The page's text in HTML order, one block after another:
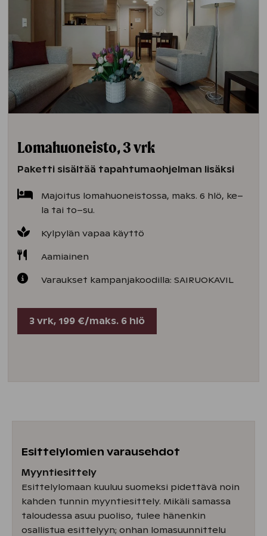
Lomahuoneisto, 3 vrk
Paketti sisältää tapahtumaohjelman lisäksi
Majoitus lomahuoneistossa, maks. 6 hlö, ke–
la tai to–su.
Kylpylän vapaa käyttö
Aamiainen
Varaukset kampanjakoodilla: SAIRUOKAVIL
3 vrk, 199 €/maks. 6 hlö
Esittelylomien varausehdot
Myyntiesittely
Esittelylomaan kuuluu suomeksi pidettävä noin
kahden tunnin myyntiesittely. Mikäli samassa
taloudessa asuu puoliso, tulee hänenkin
osallistua esittelyyn; onhan lomasuunnittelu